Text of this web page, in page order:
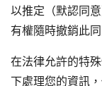
以推定（默認同
有權隨時撤銷此同
在法律允許的特
下處理您的資訊，